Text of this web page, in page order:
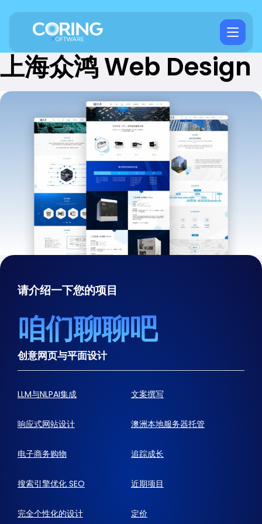
上海众鸿 Web Design
请介绍一下您的项目
咱们聊聊吧
创意网页与平面设计
LLM与NLPAI集成 文案撰写
响应式网站设计 澳洲本地服务器托管
电子商务购物 追踪成长
搜索引擎优化 SEO 近期项目
完全个性化的设计 定价